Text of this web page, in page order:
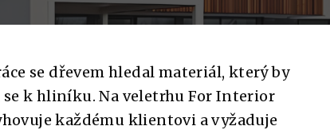
se dřevem hledal materiál, který by
k hliníku. Na veletrhu For Interior
každému klientovi a vyžaduje